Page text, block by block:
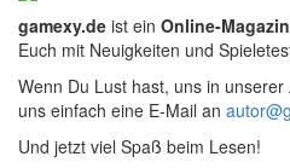
gamexy.de ist ein Online-Magazin
Euch mit Neuigkeiten und
Wenn Du Lust hast, uns in
uns einfach eine E-Mail an
Und jetzt viel Spaß beim Lesen!